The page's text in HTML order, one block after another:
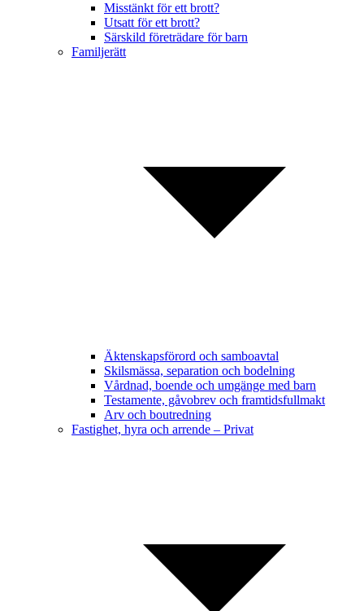
Misstänkt för ett brott?
Utsatt för ett brott?
Särskild företrädare för barn
Familjerätt
Äktenskapsförord och samboavtal
Skilsmässa, separation och bodelning
Vårdnad, boende och umgänge med barn
Testamente, gåvobrev och framtidsfullmakt
Arv och boutredning
Fastighet, hyra och arrende – Privat